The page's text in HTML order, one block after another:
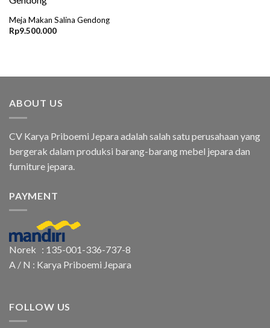
Meja Makan Salina Gendong
Rp9.500.000
ABOUT US
CV Karya Priboemi Jepara adalah salah satu perusahaan yang
bergerak dalam produksi barang-barang mebel jepara dan
furniture jepara.
PAYMENT
Norek : 135-001-336-737-8
A / N : Karya Priboemi Jepara
FOLLOW US